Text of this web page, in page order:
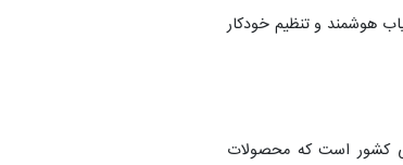
هوشمند و تنظیم خودکار
کشور است که محصولات